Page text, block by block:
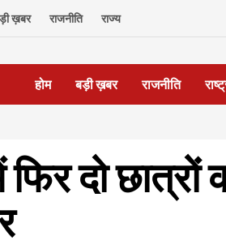
ख़बर राजनीति राज्य
होम बड़ी ख़बर राजनीति
दो